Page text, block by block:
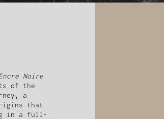
Noire
of the
a
that
in a full-